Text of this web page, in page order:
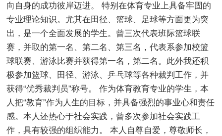
向自身的成功彼岸迈进。 特别在体育专业上具备牢固的
专业理论知识。尤其在田径、篮球、足球等方面更为突
出，是一个全面发展的学生。曾三次代表班际篮球联
赛，并取的第一名、第二名、第三名，代表系参加校篮
球联赛、游泳比赛并获得第一名，第二名。此外我还积
极参加篮球、田径、游泳、乒乓球等各种裁判工作，并
获得“优秀裁判员”称号。 作为体育教育专业的学生，本
人把“教育”作为人生的目标，并具备强烈的事业心和责任
感。本人还热心于社会实践，曾多次参加社会实践工
作，具有较强的组织能力。 本人自尊自爱，尊敬师长，